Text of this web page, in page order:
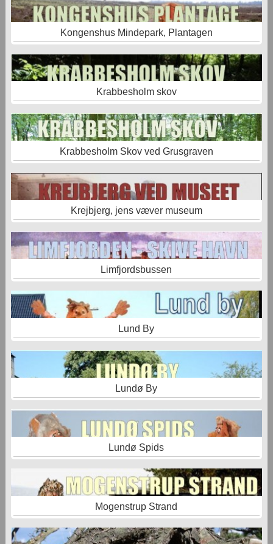
Kongenshus Mindepark, Plantagen
Krabbesholm skov
Krabbesholm Skov ved Grusgraven
Krejbjerg, jens væver museum
Limfjordsbussen
Lund By
Lundø By
Lundø Spids
Mogenstrup Strand